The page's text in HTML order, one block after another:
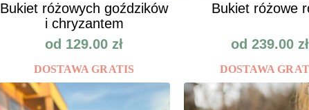
Bukiet różowych goździków
i chryzantem
od 129.00 zł
DOSTAWA GRATIS
Bukiet różowe
od 239.00 zł
DOSTAWA